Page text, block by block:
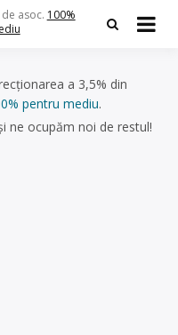
asoc. 100%
a 3,5% din
pentru mediu.
ne ocupăm noi de restul!